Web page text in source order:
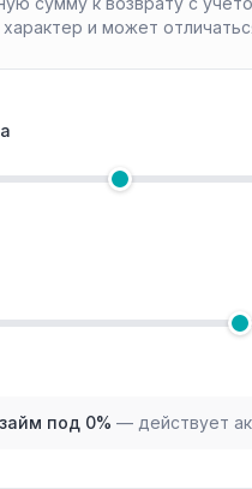
и может
под 0% — действует